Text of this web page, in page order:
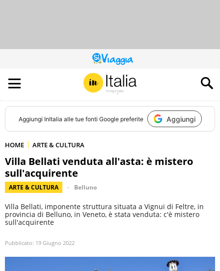
QUESTO
SITO
CONTRIBUISCE
ALL’AUDIENCE
DI
Aggiungi InItalia alle tue fonti Google preferite Aggiungi
HOME ARTE & CULTURA
Villa Bellati venduta all'asta: è mistero
sull'acquirente
ARTE & CULTURA Belluno
Villa Bellati, imponente struttura situata a Vignui di Feltre, in
provincia di Belluno, in Veneto, è stata venduta: c'è mistero
sull'acquirente
Pubblicato: 19 Giugno 2022